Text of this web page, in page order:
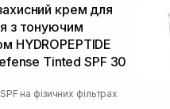
крем для
з тонуючим
HYDROPEPTIDE
Tinted SPF 30
на фізичних фільтрах